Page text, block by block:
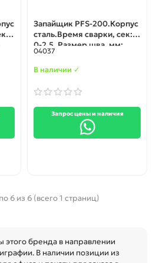
Запайщик PFS-200.Корпус
сталь.Время сварки, сек:
0-2.5. Размер шва, мм:
200х2. Свариваемые
материалы: полиэтилен,
ламинированная бумага,
кашированная фольга.
04037
В наличии ✓
Запрос цены и наличия
6 из 6 (всего 1 страниц)
этого бренда в направлении
В наличии позиции из